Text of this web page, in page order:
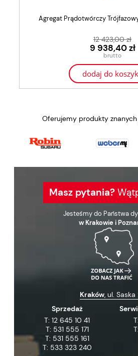
Agregat Prądotwórczy
12 423,00 zł
9 938,40 zł
dodaj do
Oferujemy produkty
Masz pytania?
Jesteśmy do Państwa
w Krakowie i
Kraków, ul. Saska
Sprzedaż
T:12 645 10 41
T: 531 555 171
T: 531 555 161
T: 533 323 240
T:
T: